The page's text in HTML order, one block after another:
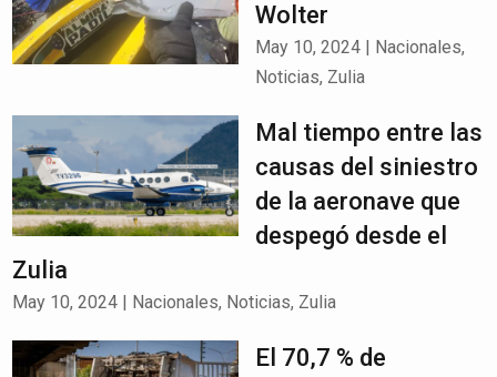
Wolter
May 10, 2024 | Nacionales,
Noticias, Zulia
Mal tiempo entre las
causas del siniestro
de la aeronave que
despegó desde el
Zulia
May 10, 2024 | Nacionales, Noticias, Zulia
El 70,7 % de